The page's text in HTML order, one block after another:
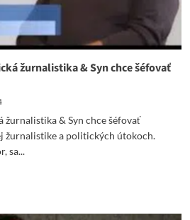
žurnalistika & Syn chce šéfovať
žurnalistika & Syn chce šéfovať
žurnalistike a politických útokoch.
sa...